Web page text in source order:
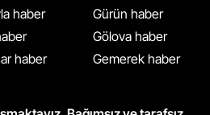
haber
haber
Gürün haber
Gölova haber
Gemerek haber